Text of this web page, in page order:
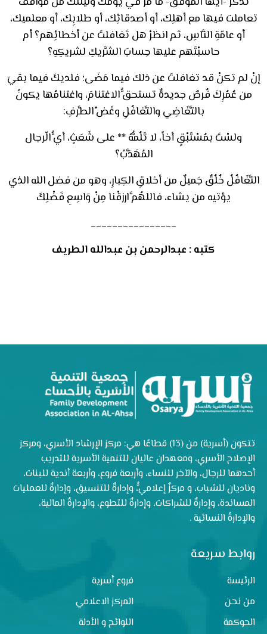
تعاملت فيها مع أهلِك، أو أصدقائِك، أو طلابِك، أو معلميك،
أو عامّةِ النَّاسِ، ثم انظرْ هل تَغافلتَ عن أخطائِهم؟ أم
حاسبْتَهم عليها حِسابَ الشَّريكِ لشريكِهِ؟
إنْ لم تكنْ قد تغافلتَ عن ذلك فيما مَضَى؛ فلديكَ فيما بقيَ
من عُمُرِكَ فُرصٌ جديدةٌ تستحقُّ الاغتنامَ، واغتنامُها يكونُ
بالتَّغَاضِي والتَّغافُلِ وغَضِّ الطَّرفِ:
ولسْتَ بمُسْتَبْقٍ أخاً، لا تَلُمُّهُ ** على شَعَثٍ، أيُّ الّرجال
المُهَذَّبُ؟
التَّغَافُلُ خُلُقٌ جَميلٌ من أخلاقِ الكِبارِ، وهو من فضل الله الذي
يؤتيه من يشاء، فاللهُمَّ ارزقْنا مِنْ وَاسِعِ فَضْلِكَ
________________
كتبه : عبدالرحمن بن عبدالله الطريف
تتكون (أسرية) من (13) قطاعًا هي: مركز الإرشاد الأسري، ومركز
الإصلاح الأسري، ومعهدان عاليان للتنمية الأسرية للتدريب
أحدهما للرجال، والآخر للنساء، وأربعة فروع، وأربعة أندية للبنات،
وناديان للشباب، و مركزٌ إعلاميٌّ، وإدارةٌ للتنسيق، وإدارةٌ للعمليات
المساندة، وإدارةٌ للشراكات، وإدارةٌ للتطوع، والإدارةُ المالية،
والإدارةُ النسائية .
روابط سريعة
الرئيسة
فروع أسرية
من نحن
المركز الاعلامي
الحوكمة
اللوائح و الأدلة